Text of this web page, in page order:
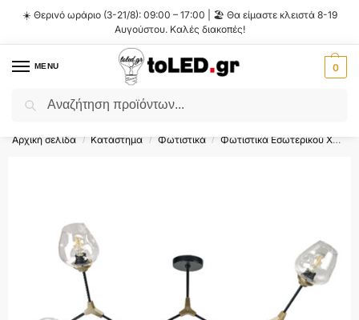
☀️ Θερινό ωράριο (3-21/8): 09:00 – 17:00 | 🏖️ Θα είμαστε κλειστά 8-19
Αυγούστου. Καλές διακοπές!
MENU 0
Flash Sale ⚡ 10% Έκπτωση με τον κωδικό
Αρχική σελίδα / Κατάστημα / Φωτιστικά / Φωτιστικά Εσωτερικού Χώρου